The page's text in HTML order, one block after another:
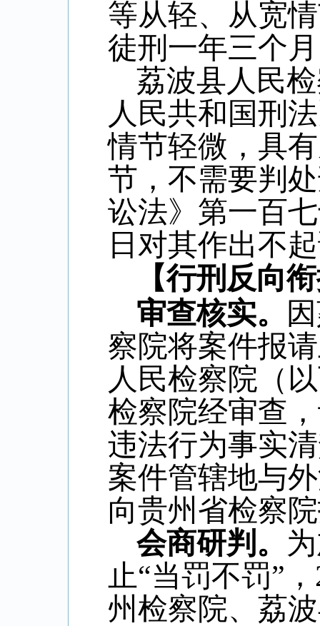
等从轻、从宽
徒刑一年三个
荔波县人民
人民共和国刑
情节轻微，具
节，不需要判
讼法》第一百
日对其作出不
【行刑反向
审查核实。
察院将案件报
人民检察院（
检察院经审查
违法行为事实
案件管辖地与
向贵州省检察
会商研判。
止“当罚不罚”，
州检察院、荔